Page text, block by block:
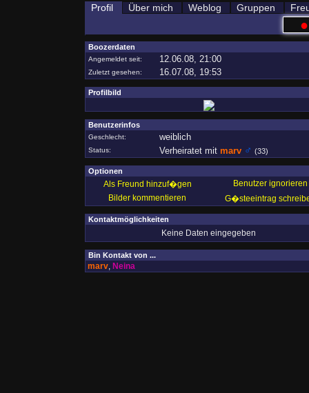
Profil Über mich Weblog Gruppen
●
Boozerdaten
Angemeldet seit: 12.06.08, 21:00
Zuletzt gesehen: 16.07.08, 19:53
Profilbild
Benutzerinfos
Geschlecht: weiblich
Status: Verheiratet mit marv ♂ (33)
Optionen
Als Freund hinzuf�gen
Benutzer ignorieren
Bilder kommentieren
G�steeintrag
Kontaktmöglichkeiten
Keine Daten eingegeben
Bin Kontakt von ...
marv, Neina